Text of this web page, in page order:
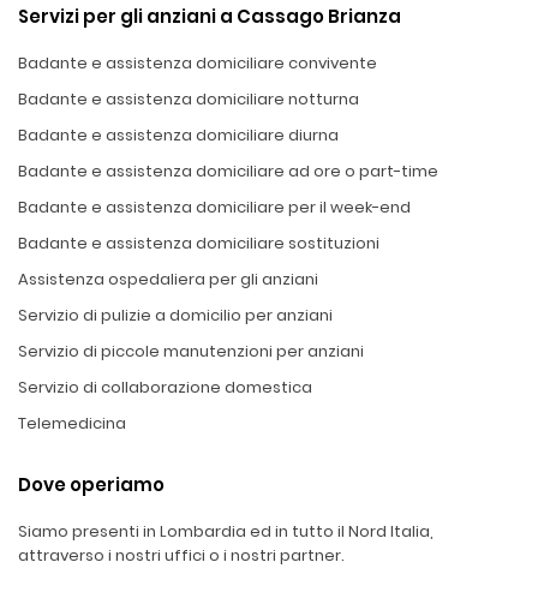
Servizi per gli anziani a Cassago Brianza
Badante e assistenza domiciliare convivente
Badante e assistenza domiciliare notturna
Badante e assistenza domiciliare diurna
Badante e assistenza domiciliare ad ore o part-time
Badante e assistenza domiciliare per il week-end
Badante e assistenza domiciliare sostituzioni
Assistenza ospedaliera per gli anziani
Servizio di pulizie a domicilio per anziani
Servizio di piccole manutenzioni per anziani
Servizio di collaborazione domestica
Telemedicina
Dove operiamo
Siamo presenti in Lombardia ed in tutto il Nord Italia,
attraverso i nostri uffici o i nostri partner.